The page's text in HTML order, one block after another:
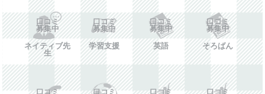
口コミ
募集中
ネイティブ先
生
口コミ
募集中
学習支援
口コミ
募集中
英語
口コミ
募集中
そろばん
口コミ
口コミ
口コミ
口コミ